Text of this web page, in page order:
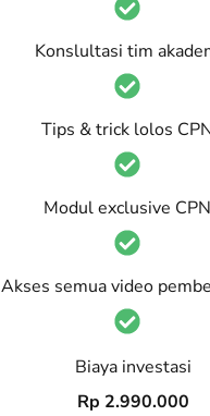
Konslultasi tim
Tips & trick lolos
Modul exclusive
Akses semua video
Biaya investasi
Rp 2.990.000